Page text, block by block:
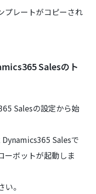
プレートがコピーされ
Salesのト
Salesの設定から始
Salesで
ーボットが起動しま
。